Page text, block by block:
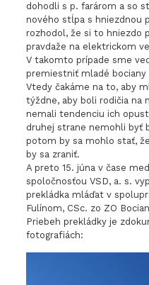
dohodli s p. farárom a so
nového stĺpa s hniezdnou
rozhodol, že si to hniezdo
pravdaže na elektrickom
V takomto prípade sme
premiestniť mladé
Vtedy čakáme na to, aby
týždne, aby boli rodičia na
nemali tendenciu ich
druhej strane nemohli byť
potom by sa mohlo stať,
by sa zraniť.
A preto 15. júna v čase
spoločnosťou VSD, a. s.
prekládka mláďat v
Fulínom, CSc. zo ZO
Priebeh prekládky je
fotografiách: